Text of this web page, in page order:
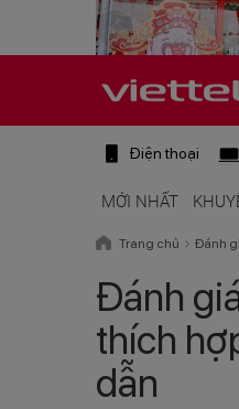
Điện thoại
MỚI NHẤT
Trang chủ Đánh
Đánh
thích
dẫn